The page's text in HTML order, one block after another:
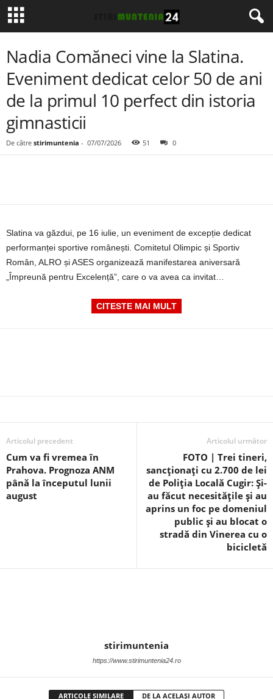
Nadia Comăneci vine la Slatina.
Eveniment dedicat celor 50 de ani
de la primul 10 perfect din istoria
gimnasticii
De către stirimuntenia - 07/07/2026 51 0
Slatina va găzdui, pe 16 iulie, un eveniment de excepție dedicat
performanței sportive românești. Comitetul Olimpic și Sportiv
Român, ALRO și ASES organizează manifestarea aniversară
„Împreună pentru Excelență”, care o va avea ca invitat…
CITESTE MAI MULT
Articolul precedent
Cum va fi vremea în
Prahova. Prognoza ANM
până la începutul lunii
august
Articolul următor
FOTO | Trei tineri,
sancționați cu 2.700 de lei
de Poliția Locală Cugir: Și-
au făcut necesitățile și au
aprins un foc pe domeniul
public și au blocat o
stradă din Vinerea cu o
bicicletă
stirimuntenia
https://www.stirimuntenia24.ro
ARTICOLE SIMILARE DE LA ACELAȘI AUTOR